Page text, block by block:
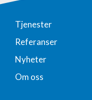
Tjenester
Referanser
Nyheter
Om oss